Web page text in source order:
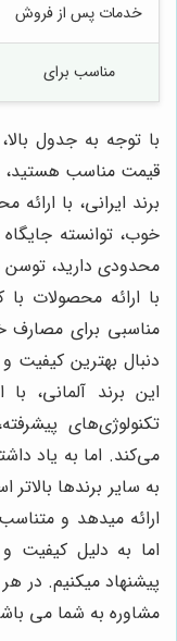
خدمات پس از فروش
مناسب برای
با توجه به جدول
قیمت مناسب هستید،
برند ایرانی، با
خوب، توانسته جایگاه
محدودی دارید، توسن
با ارائه محصولات
مناسبی برای
دنبال بهترین کیفیت
این برند آلمانی،
تکنولوژی‌های
می‌کند. اما به یاد
به سایر برندها
ارائه میدهد و
اما به دلیل کیفیت
پیشنهاد میکنیم. در
مشاوره به شما می